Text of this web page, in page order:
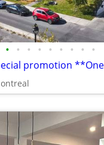
• • • • • • • • •
promotion